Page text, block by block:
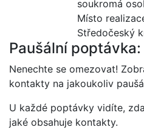
soukromá
Místo
Středočeský
Paušální poptávka:
Nenechte se omezovat!
kontakty na jakoukoliv
U každé poptávky vidíte,
jaké obsahuje kontakty.